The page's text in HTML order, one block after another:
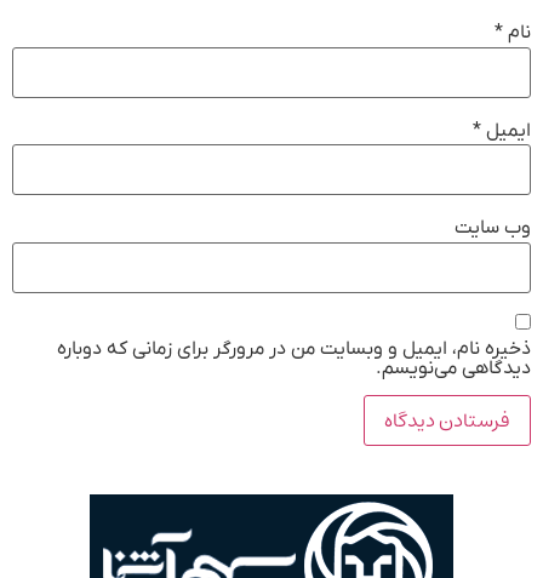
نام *
ایمیل *
وب‌ سایت
ذخیره نام، ایمیل و وبسایت من در مرورگر برای زمانی که دوباره
دیدگاهی می‌نویسم.